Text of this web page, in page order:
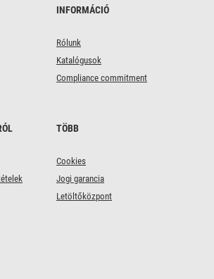
INFORMÁCIÓ
Rólunk
Katalógusok
Compliance commitment
TÖBB
Cookies
Jogi garancia
Letöltőközpont